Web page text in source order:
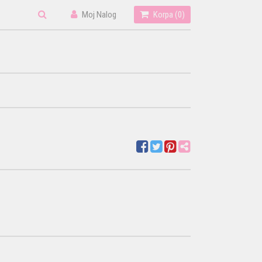
Moj Nalog Korpa (0)